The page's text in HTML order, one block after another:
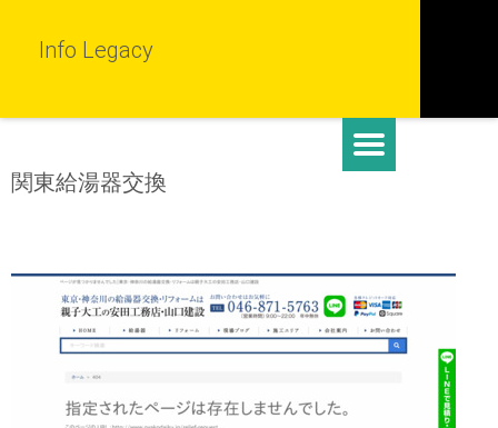
Info Legacy
関東給湯器交換